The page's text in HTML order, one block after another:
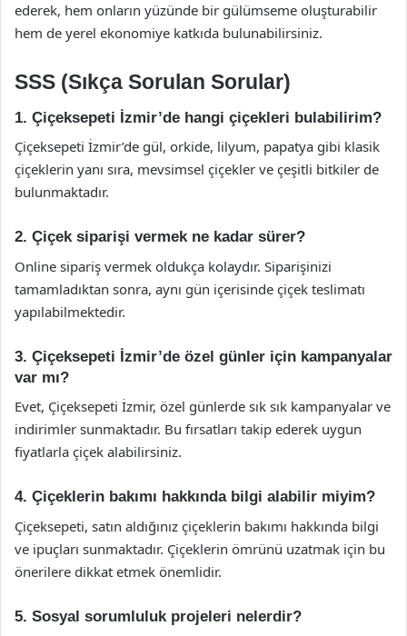
ederek, hem onların yüzünde bir gülümseme oluşturabilir
hem de yerel ekonomiye katkıda bulunabilirsiniz.
SSS (Sıkça Sorulan Sorular)
1. Çiçeksepeti İzmir’de hangi çiçekleri bulabilirim?
Çiçeksepeti İzmir’de gül, orkide, lilyum, papatya gibi klasik
çiçeklerin yanı sıra, mevsimsel çiçekler ve çeşitli bitkiler de
bulunmaktadır.
2. Çiçek siparişi vermek ne kadar sürer?
Online sipariş vermek oldukça kolaydır. Siparişinizi
tamamladıktan sonra, aynı gün içerisinde çiçek teslimatı
yapılabilmektedir.
3. Çiçeksepeti İzmir’de özel günler için kampanyalar
var mı?
Evet, Çiçeksepeti İzmir, özel günlerde sık sık kampanyalar ve
indirimler sunmaktadır. Bu fırsatları takip ederek uygun
fiyatlarla çiçek alabilirsiniz.
4. Çiçeklerin bakımı hakkında bilgi alabilir miyim?
Çiçeksepeti, satın aldığınız çiçeklerin bakımı hakkında bilgi
ve ipuçları sunmaktadır. Çiçeklerin ömrünü uzatmak için bu
önerilere dikkat etmek önemlidir.
5. Sosyal sorumluluk projeleri nelerdir?